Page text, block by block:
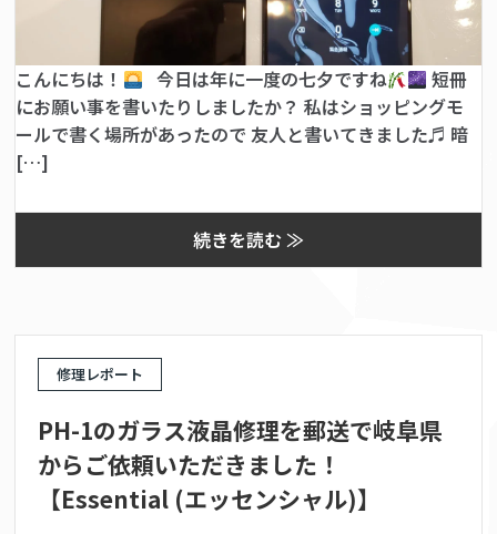
こんにちは！ 今日は年に一度の七夕ですね
短冊
にお願い事を書いたりしましたか？ 私はショッピングモ
ールで書く場所があったので 友人と書いてきました♬ 暗
[…]
続きを読む ≫
修理レポート
PH-1のガラス液晶修理を郵送で岐阜県
からご依頼いただきました！
【Essential (エッセンシャル)】